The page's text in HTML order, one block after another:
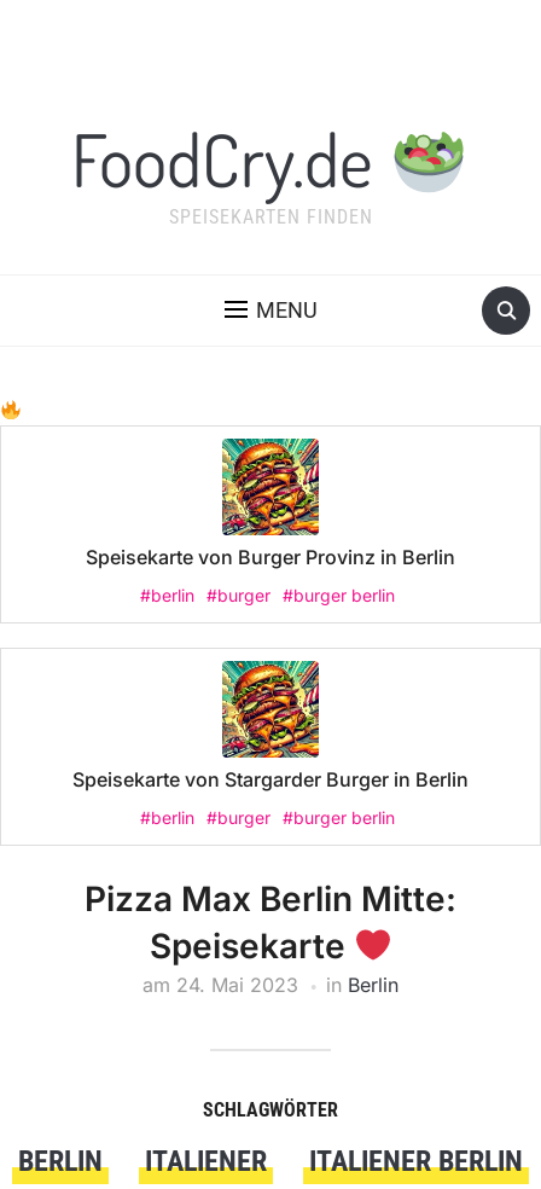
FoodCry.de
SPEISEKARTEN FINDEN
MENU
Speisekarte von Burger Provinz in Berlin
#berlin #burger #burger berlin
Speisekarte von Stargarder Burger in Berlin
#berlin #burger #burger berlin
Pizza Max Berlin Mitte:
Speisekarte
am 24. Mai 2023 in Berlin
SCHLAGWÖRTER
BERLIN ITALIENER
ITALIENER BERLIN